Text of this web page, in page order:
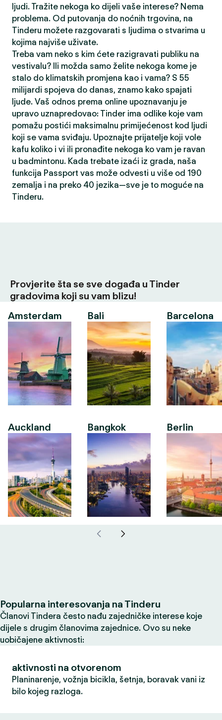
ljudi. Tražite nekoga ko dijeli vaše interese? Nema
problema. Od putovanja do noćnih trgovina, na
Tinderu možete razgovarati s ljudima o stvarima u
kojima najviše uživate.
Treba vam neko s kim ćete razigravati publiku na
vestivalu? Ili možda samo želite nekoga kome je
stalo do klimatskih promjena kao i vama? S 55
milijardi spojeva do danas, znamo kako spajati
ljude. Vaš odnos prema online upoznavanju je
upravo uznapredovao: Tinder ima odlike koje vam
pomažu postići maksimalnu primijećenost kod ljudi
koji se vama sviđaju. Upoznajte prijatelje koji vole
kafu koliko i vi ili pronađite nekoga ko vam je ravan
u badmintonu. Kada trebate izaći iz grada, naša
funkcija Passport vas može odvesti u više od 190
zemalja i na preko 40 jezika—sve je to moguće na
Tinderu.
Provjerite šta se sve događa u Tinder
gradovima koji su vam blizu!
Amsterdam
Auckland
Bali
Bangkok
Barcelona
Berlin
Popularna interesovanja na Tinderu
Članovi Tindera često nađu zajedničke interese koje
dijele s drugim članovima zajednice. Ovo su neke
uobičajene aktivnosti:
aktivnosti na otvorenom
Planinarenje, vožnja bicikla, šetnja, boravak vani iz
bilo kojeg razloga.